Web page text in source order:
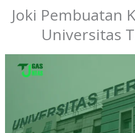
Joki Pembuatan
Universitas